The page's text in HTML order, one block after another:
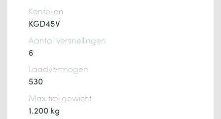
Kenteken
KGD45V
Aantal versnellingen
6
Laadvermogen
530
Max trekgewicht
1.200 kg